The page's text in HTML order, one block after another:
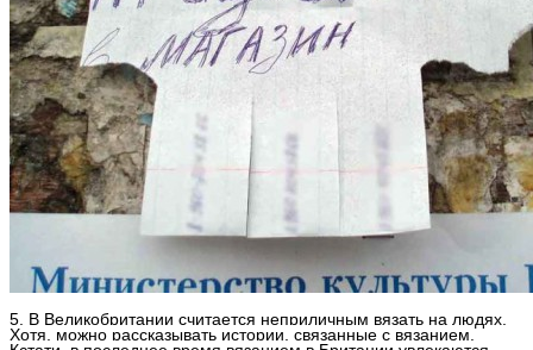
5. В Великобритании считается неприличным вязать на людях.
Хотя, можно рассказывать истории, связанные с вязанием.